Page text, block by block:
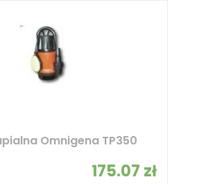
Omnigena TP350
175.07 zł